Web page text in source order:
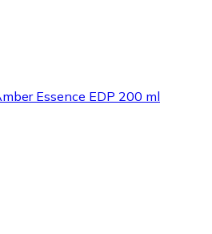
Essence EDP 200 ml